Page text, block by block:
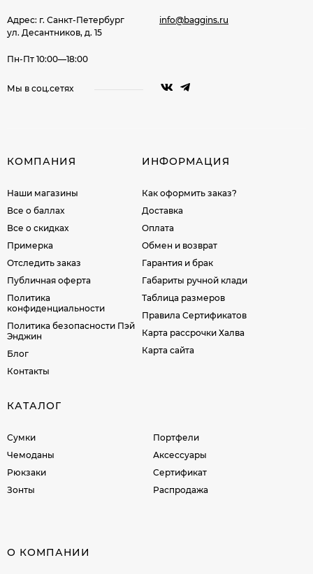
Адрес: г. Санкт-Петербург
ул. Десантников, д. 15
info@baggins.ru
Пн-Пт 10:00—18:00
Мы в соц.сетях
КОМПАНИЯ
Наши магазины
Все о баллах
Все о скидках
Примерка
Отследить заказ
Публичная оферта
Политика
конфиденциальности
Политика безопасности Пэй
Энджин
Блог
Контакты
ИНФОРМАЦИЯ
Как оформить заказ?
Доставка
Оплата
Обмен и возврат
Гарантия и брак
Габариты ручной клади
Таблица размеров
Правила Сертификатов
Карта рассрочки Халва
Карта сайта
КАТАЛОГ
Сумки
Чемоданы
Рюкзаки
Зонты
Портфели
Аксессуары
Сертификат
Распродажа
О КОМПАНИИ